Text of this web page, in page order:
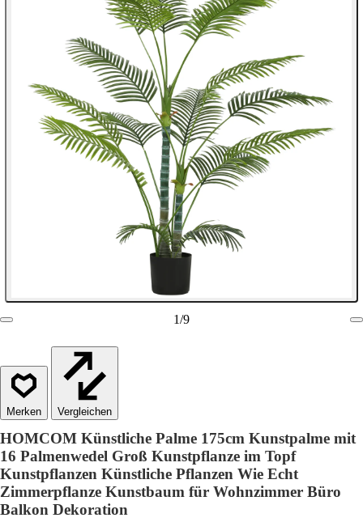
1/9
Vergleichen
HOMCOM Künstliche Palme 175cm Kunstpalme mit
16 Palmenwedel Groß Kunstpflanze im Topf
Kunstpflanzen Künstliche Pflanzen Wie Echt
Zimmerpflanze Kunstbaum für Wohnzimmer Büro
Balkon Dekoration